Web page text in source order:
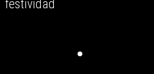
festividad